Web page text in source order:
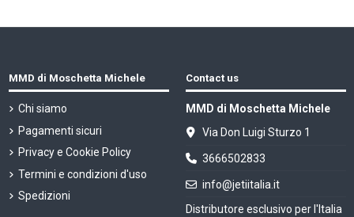
MMD di Moschetta Michele
Chi siamo
Pagamenti sicuri
Privacy e Cookie Policy
Termini e condizioni d'uso
Spedizioni
Contact us
MMD di Moschetta Michele
Via Don Luigi Sturzo 1
3666502833
info@jetiitalia.it
Distributore esclusivo per l'Italia